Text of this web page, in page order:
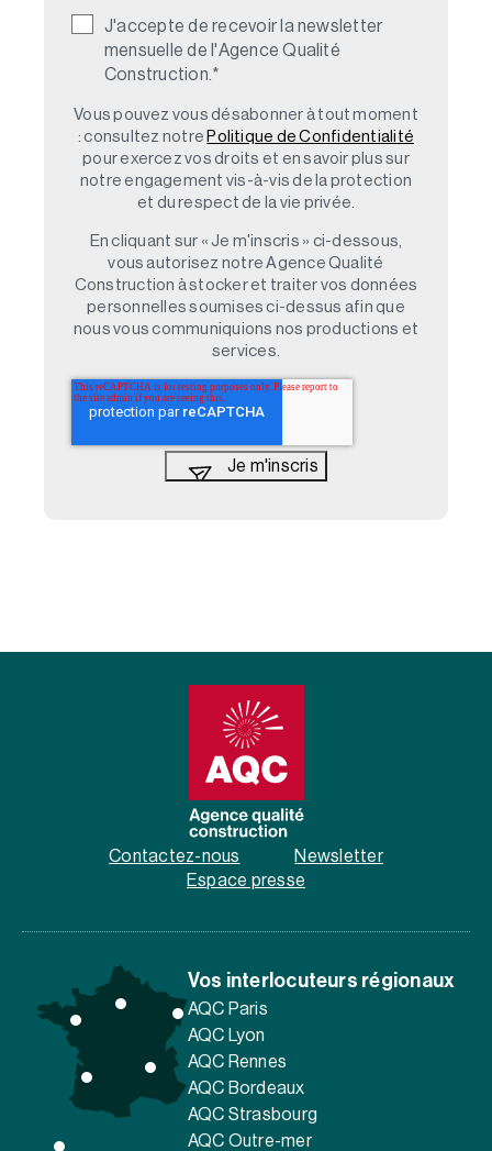
J'accepte de recevoir la newsletter
mensuelle de l'Agence Qualité
Construction. *
Vous pouvez vous désabonner à tout moment
: consultez notre Politique de Confidentialité
pour exercez vos droits et en savoir plus sur
notre engagement vis-à-vis de la protection
et du respect de la vie privée.
En cliquant sur « Je m'inscris » ci-dessous,
vous autorisez notre Agence Qualité
Construction à stocker et traiter vos données
personnelles soumises ci-dessus afin que
nous vous communiquions nos productions et
services.
Contactez-nous
Newsletter
Espace presse
Vos interlocuteurs régionaux
AQC Paris
AQC Lyon
AQC Rennes
AQC Bordeaux
AQC Strasbourg
AQC Outre-mer